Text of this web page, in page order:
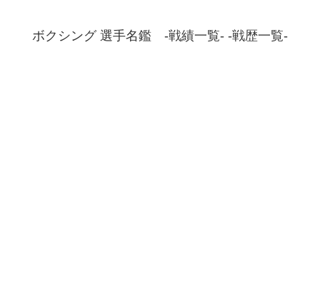
ボクシング 選手名鑑 -戦績一覧- -戦歴一覧-